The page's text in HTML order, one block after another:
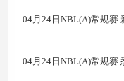
04月24日NBL(A)常规赛
04月24日NBL(A)常规赛